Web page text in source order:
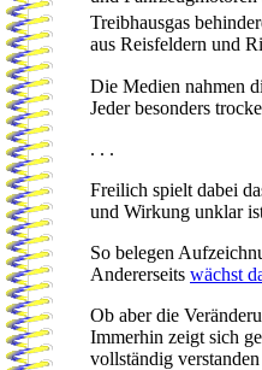
Treibhausgas
aus Reisfeldern und
Die Medien nahmen
Jeder besonders
. . .
Freilich spielt dabei
und Wirkung unklar
So belegen
Andererseits wächst
Ob aber die
Immerhin zeigt sich
vollständig